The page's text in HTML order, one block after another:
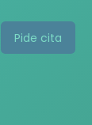
Pide cita